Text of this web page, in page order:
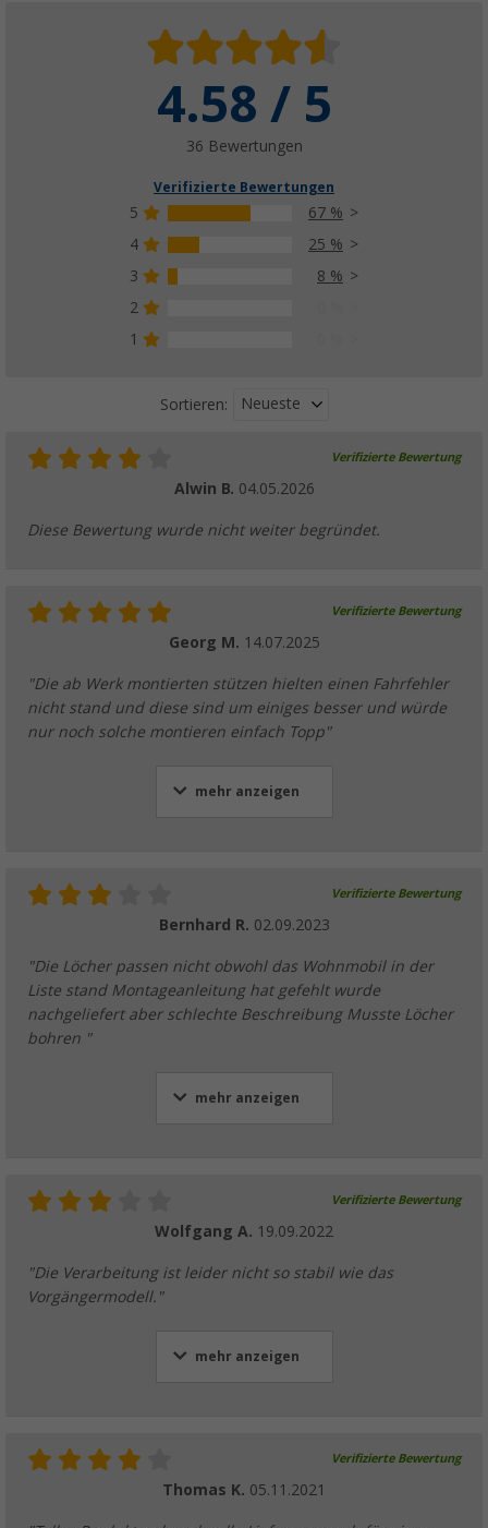
4.58 / 5
36 Bewertungen
Verifizierte Bewertungen
5
67 %
4
25 %
3
8 %
2
1
Sortieren: Neueste
Verifizierte Bewertung
Alwin B. 04.05.2026
Diese Bewertung wurde nicht weiter begründet.
Verifizierte Bewertung
Georg M. 14.07.2025
"Die ab Werk montierten stützen hielten einen Fahrfehler
nicht stand und diese sind um einiges besser und würde
nur noch solche montieren einfach Topp"
mehr anzeigen
Verifizierte Bewertung
Bernhard R. 02.09.2023
"Die Löcher passen nicht obwohl das Wohnmobil in der
Liste stand Montageanleitung hat gefehlt wurde
nachgeliefert aber schlechte Beschreibung Musste Löcher
bohren "
mehr anzeigen
Verifizierte Bewertung
Wolfgang A. 19.09.2022
"Die Verarbeitung ist leider nicht so stabil wie das
Vorgängermodell."
mehr anzeigen
Verifizierte Bewertung
Thomas K. 05.11.2021